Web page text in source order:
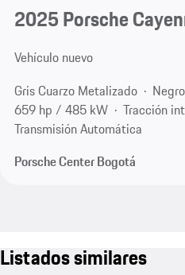
2025 Porsche
Vehículo nuevo
Gris Cuarzo Metalizado
Negro
659 hp / 485 kW
Tracción
Transmisión Automática
Porsche Center Bogotá
Listados similares